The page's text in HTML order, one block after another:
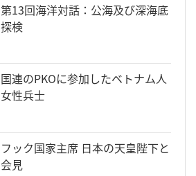
第13回海洋対話：公海及び深海底
探検
国連のPKOに参加したベトナム人
女性兵士
フック国家主席 日本の天皇陛下と
会見